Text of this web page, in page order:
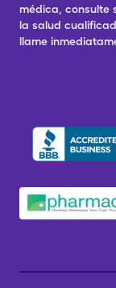
médica, consulte
la salud
llame